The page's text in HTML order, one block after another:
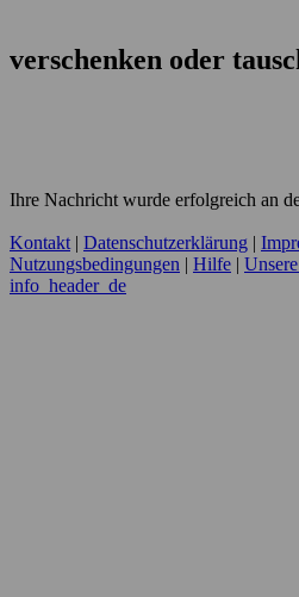
verschenken oder
Ihre Nachricht wurde erfolgreich an
Kontakt| Datenschutzerklärung
Nutzungsbedingungen
Hilfe
info_header_de